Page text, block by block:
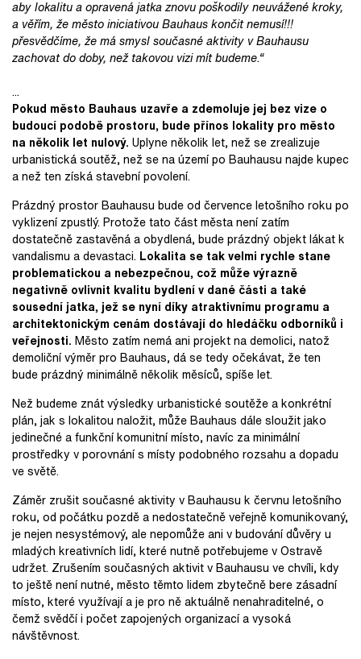
aby lokalitu a opravená jatka znovu poškodily neuvážené kroky,
a věřím, že město iniciativou Bauhaus končit nemusí!!!
přesvědčíme, že má smysl současné aktivity v Bauhausu
zachovat do doby, než takovou vizi mít budeme.“
...
Pokud město Bauhaus uzavře a zdemoluje jej bez vize o
budoucí podobě prostoru, bude přínos lokality pro město
na několik let nulový. Uplyne několik let, než se zrealizuje
urbanistická soutěž, než se na území po Bauhausu najde kupec
a než ten získá stavební povolení.
Prázdný prostor Bauhausu bude od července letošního roku po
vyklizení zpustlý. Protože tato část města není zatím
dostatečně zastavěná a obydlená, bude prázdný objekt lákat k
vandalismu a devastaci. Lokalita se tak velmi rychle stane
problematickou a nebezpečnou, což může výrazně
negativně ovlivnit kvalitu bydlení v dané části a také
sousední jatka, jež se nyní díky atraktivnímu programu a
architektonickým cenám dostávají do hledáčku odborníků i
veřejnosti. Město zatím nemá ani projekt na demolici, natož
demoliční výměr pro Bauhaus, dá se tedy očekávat, že ten
bude prázdný minimálně několik měsíců, spíše let.
Než budeme znát výsledky urbanistické soutěže a konkrétní
plán, jak s lokalitou naložit, může Bauhaus dále sloužit jako
jedinečné a funkční komunitní místo, navíc za minimální
prostředky v porovnání s místy podobného rozsahu a dopadu
ve světě.
Záměr zrušit současné aktivity v Bauhausu k červnu letošního
roku, od počátku pozdě a nedostatečně veřejně komunikovaný,
je nejen nesystémový, ale nepomůže ani v budování důvěry u
mladých kreativních lidí, které nutně potřebujeme v Ostravě
udržet. Zrušením současných aktivit v Bauhausu ve chvíli, kdy
to ještě není nutné, město těmto lidem zbytečně bere zásadní
místo, které využívají a je pro ně aktuálně nenahraditelné, o
čemž svědčí i počet zapojených organizací a vysoká
návštěvnost.